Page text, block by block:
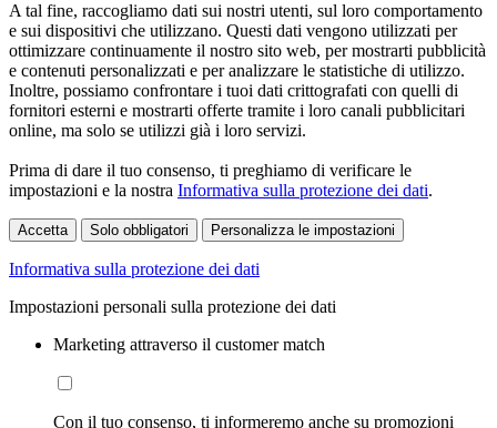
A tal fine, raccogliamo dati sui nostri utenti, sul loro comportamento
e sui dispositivi che utilizzano. Questi dati vengono utilizzati per
ottimizzare continuamente il nostro sito web, per mostrarti pubblicità
e contenuti personalizzati e per analizzare le statistiche di utilizzo.
Inoltre, possiamo confrontare i tuoi dati crittografati con quelli di
fornitori esterni e mostrarti offerte tramite i loro canali pubblicitari
online, ma solo se utilizzi già i loro servizi.
Prima di dare il tuo consenso, ti preghiamo di verificare le
impostazioni e la nostra Informativa sulla protezione dei dati.
Accetta Solo obbligatori Personalizza le impostazioni
Informativa sulla protezione dei dati
Impostazioni personali sulla protezione dei dati
Marketing attraverso il customer match
Con il tuo consenso, ti informeremo anche su promozioni